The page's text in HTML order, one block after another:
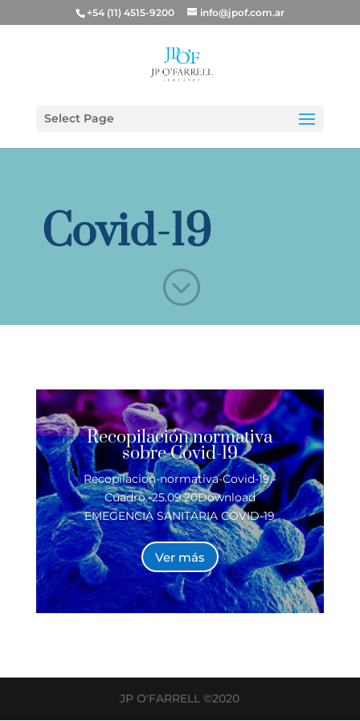
+54 (11) 4515-9200 info@jpof.com.ar
Select Page
Covid-19
;
Recopilación normativa
sobre Covid-19
Recopilacion-normativa-Covid-19.-
Cuadro.-25.09.20Download
EMEGENCIA SANITARIA COVID-19
Ver más
JP O'FARRELL ©2020